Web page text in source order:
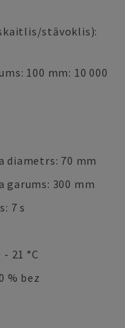
stāvoklis):
100 mm: 10 000
diametrs: 70 mm
300 mm
7 s
21 °C
% bez